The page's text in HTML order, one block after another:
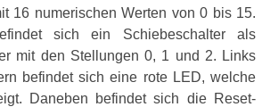
16 numerischen Werten von 0 bis 15.
sich ein Schiebeschalter als
mit den Stellungen 0, 1 und 2. Links
befindet sich eine rote LED, welche
Daneben befindet sich die Reset-